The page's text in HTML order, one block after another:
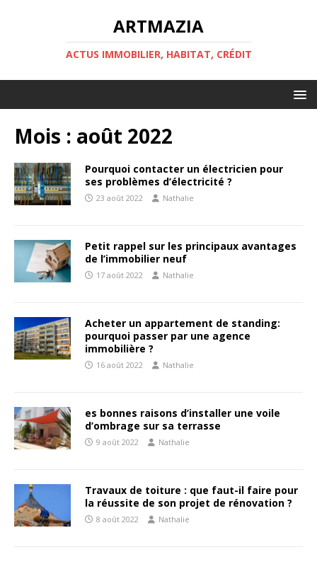
ARTMAZIA
ACTUS IMMOBILIER, HABITAT, CRÉDIT
Mois : août 2022
Pourquoi contacter un électricien pour
ses problèmes d’électricité ?
23 août 2022 Nathalie
Petit rappel sur les principaux avantages
de l’immobilier neuf
17 août 2022 Nathalie
Acheter un appartement de standing:
pourquoi passer par une agence
immobilière ?
16 août 2022 Nathalie
es bonnes raisons d’installer une voile
d’ombrage sur sa terrasse
9 août 2022 Nathalie
Travaux de toiture : que faut-il faire pour
la réussite de son projet de rénovation ?
8 août 2022 Nathalie